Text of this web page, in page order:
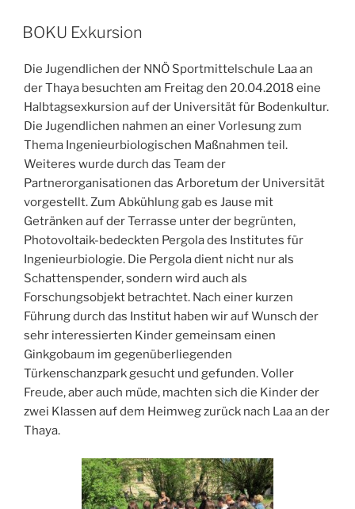
VERÖFFENTLICHT
AM
BOKU Exkursion
Die Jugendlichen der NNÖ Sportmittelschule Laa an
der Thaya besuchten am Freitag den 20.04.2018 eine
Halbtagsexkursion auf der Universität für Bodenkultur.
Die Jugendlichen nahmen an einer Vorlesung zum
Thema Ingenieurbiologischen Maßnahmen teil.
Weiteres wurde durch das Team der
Partnerorganisationen das Arboretum der Universität
vorgestellt. Zum Abkühlung gab es Jause mit
Getränken auf der Terrasse unter der begrünten,
Photovoltaik-bedeckten Pergola des Institutes für
Ingenieurbiologie. Die Pergola dient nicht nur als
Schattenspender, sondern wird auch als
Forschungsobjekt betrachtet. Nach einer kurzen
Führung durch das Institut haben wir auf Wunsch der
sehr interessierten Kinder gemeinsam einen
Ginkgobaum im gegenüberliegenden
Türkenschanzpark gesucht und gefunden. Voller
Freude, aber auch müde, machten sich die Kinder der
zwei Klassen auf dem Heimweg zurück nach Laa an der
Thaya.